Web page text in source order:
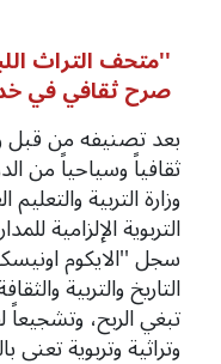
''متحف التراث
صرح ثقافي في
بعد تصنيفه من قبل
ثقافياً وسياحياً من
وزارة التربية
التربوية الإلزامية
سجل ''الايكوم
التاريخ والتربية
تبغي الربح،
وتراثية وتربوية